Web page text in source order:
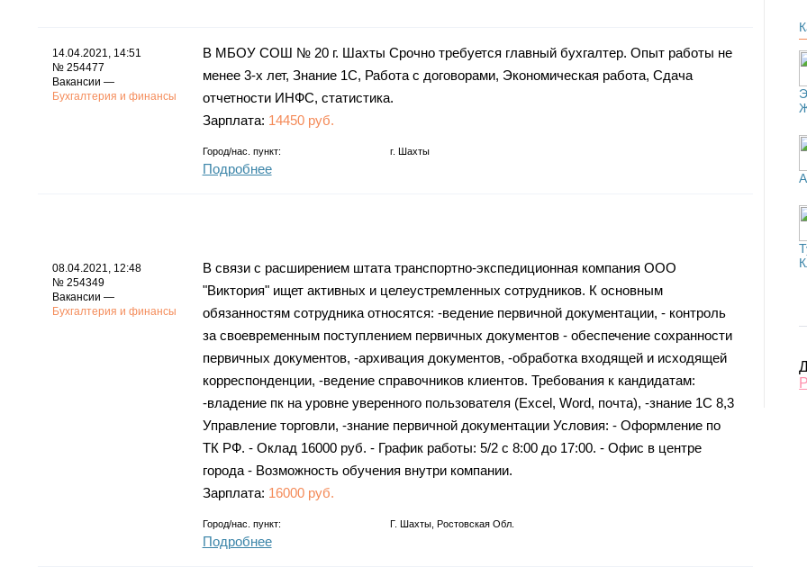
14.04.2021, 14:51
№ 254477
Вакансии —
Бухгалтерия и финансы
В МБОУ СОШ № 20 г. Шахты Срочно требуется главный бухгалтер. Опыт работы не
менее 3-х лет, Знание 1С, Работа с договорами, Экономическая работа, Сдача
отчетности ИНФС, статистика.
Зарплата: 14450 руб.
Город/нас. пункт: г. Шахты
Подробнее
08.04.2021, 12:48
№ 254349
Вакансии —
Бухгалтерия и финансы
В связи с расширением штата транспортно-экспедиционная компания ООО
"Виктория" ищет активных и целеустремленных сотрудников. К основным
обязанностям сотрудника относятся: -ведение первичной документации, - контроль
за своевременным поступлением первичных документов - обеспечение сохранности
первичных документов, -архивация документов, -обработка входящей и исходящей
корреспонденции, -ведение справочников клиентов. Требования к кандидатам:
-владение пк на уровне уверенного пользователя (Excel, Word, почта), -знание 1С 8,3
Управление торговли, -знание первичной документации Условия: - Оформление по
ТК РФ. - Оклад 16000 руб. - График работы: 5/2 с 8:00 до 17:00. - Офис в центре
города - Возможность обучения внутри компании.
Зарплата: 16000 руб.
Город/нас. пункт: Г. Шахты, Ростовская Обл.
Подробнее